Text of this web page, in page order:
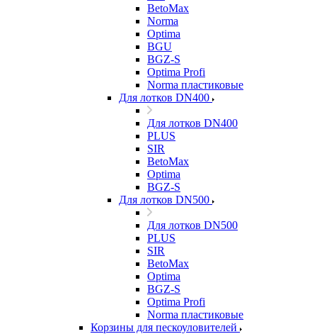
BetoMax
Norma
Optima
BGU
BGZ-S
Optima Profi
Norma пластиковые
Для лотков DN400
Для лотков DN400
PLUS
SIR
BetoMax
Optima
BGZ-S
Для лотков DN500
Для лотков DN500
PLUS
SIR
BetoMax
Optima
BGZ-S
Optima Profi
Norma пластиковые
Корзины для пескоуловителей